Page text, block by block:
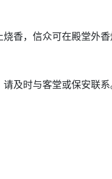
香，信众可在殿堂外香
及时与客堂或保安联系